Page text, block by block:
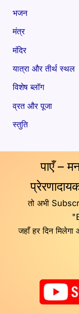
भजन
मंत्र
मंदिर
यात्रा और तीर्थ स्थल
विशेष ब्लॉग
व्रत और पूजा
स्तुति
पाएँ –
तो अभी
जहाँ हर दिन